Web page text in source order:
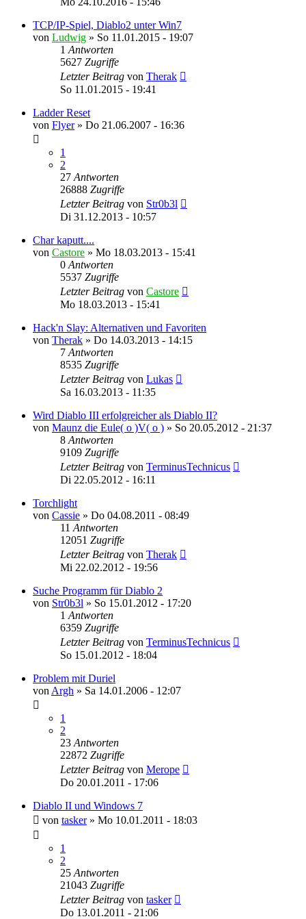
TCP/IP-Spiel, Diablo2 unter Win7
von Ludwig » So 11.01.2015 - 19:07
1 Antworten
5627 Zugriffe
Letzter Beitrag von Therak
So 11.01.2015 - 19:41
Ladder Reset
von Flyer» Do 21.06.2007 - 16:36
1
2
27 Antworten
26888 Zugriffe
Letzter Beitrag von Str0b3l
Di 31.12.2013 - 10:57
Char kaputt....
von Castore » Mo 18.03.2013 - 15:41
0 Antworten
5537 Zugriffe
Letzter Beitrag von Castore
Mo 18.03.2013 - 15:41
Hack'n Slay: Alternativen und Favoriten
von Therak » Do 14.03.2013 - 14:15
7 Antworten
8535 Zugriffe
Letzter Beitrag von Lukas
Sa 16.03.2013 - 11:35
Wird Diablo III erfolgreicher als Diablo II?
von Maunz die Eule( o )V( o ) » So 20.05.2012 - 21:37
8 Antworten
9109 Zugriffe
Letzter Beitrag von TerminusTechnicus
Di 22.05.2012 - 16:11
Torchlight
von Cassie » Do 04.08.2011 - 08:49
11 Antworten
12051 Zugriffe
Letzter Beitrag von Therak
Mi 22.02.2012 - 19:56
Suche Programm für Diablo 2
von Str0b3l » So 15.01.2012 - 17:20
1 Antworten
6359 Zugriffe
Letzter Beitrag von TerminusTechnicus
So 15.01.2012 - 18:04
Problem mit Duriel
von Argh » Sa 14.01.2006 - 12:07
1
2
23 Antworten
22872 Zugriffe
Letzter Beitrag von Merope
Do 20.01.2011 - 17:06
Diablo II und Windows 7
von tasker» Mo 10.01.2011 - 18:03
1
2
25 Antworten
21043 Zugriffe
Letzter Beitrag von tasker
Do 13.01.2011 - 21:06